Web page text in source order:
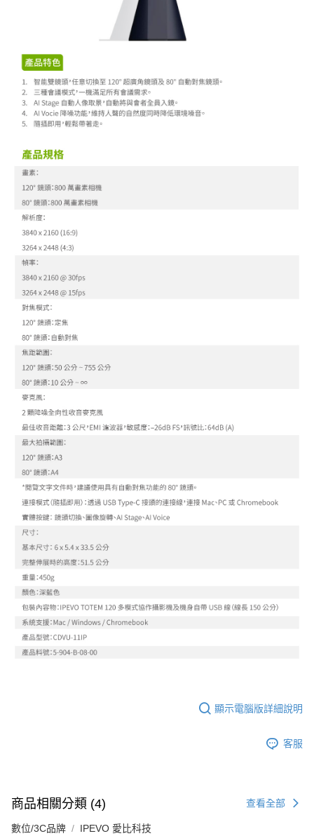
顯示電腦版詳細說明
客服
商品相關分類 (4) 查看全部
數位/3C品牌 IPEVO 愛比科技